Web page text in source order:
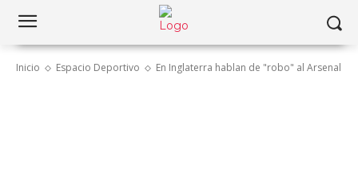
Inicio Espacio Deportivo En Inglaterra hablan de "robo" al Arsenal